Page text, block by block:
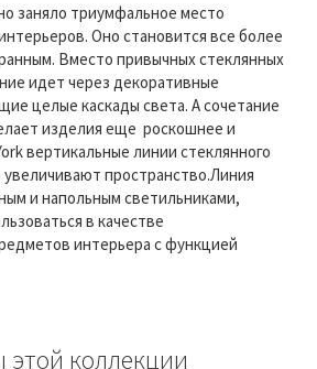
заняло триумфальное место
Оно становится все более
Вместо привычных стеклянных
идет через декоративные
целые каскады света. А сочетание
изделия еще роскошнее и
вертикальные линии стеклянного
пространство.Линия
и напольным светильниками,
в качестве
интерьера с функцией
коллекции